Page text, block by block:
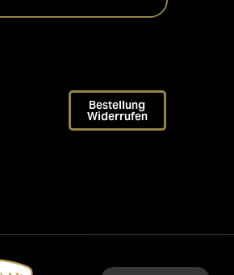
Bestellung
Widerrufen